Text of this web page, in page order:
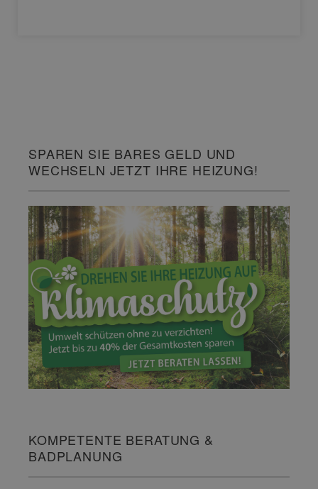
SPAREN SIE BARES GELD UND
WECHSELN JETZT IHRE HEIZUNG!
KOMPETENTE BERATUNG &
BADPLANUNG